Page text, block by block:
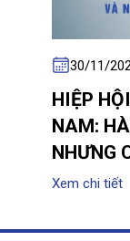
30/11/
HIỆP
NAM:
NHƯNG
Xem chi tiết